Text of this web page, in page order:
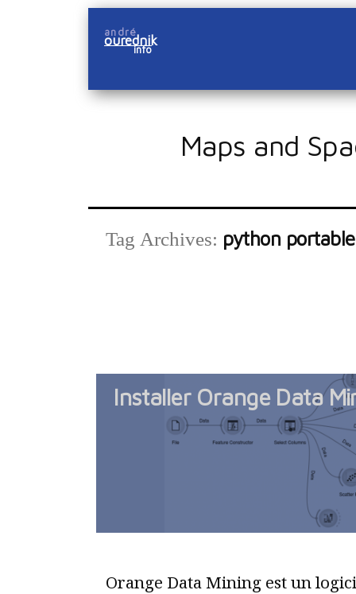
andré
ourednik
info
Maps and
Tag Archives: python portable
Installer Orange Data
Orange Data Mining est un